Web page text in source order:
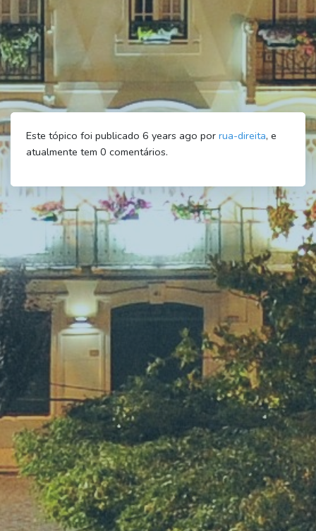
Este tópico foi publicado 6 years ago por rua-direita, e
atualmente tem 0 comentários.